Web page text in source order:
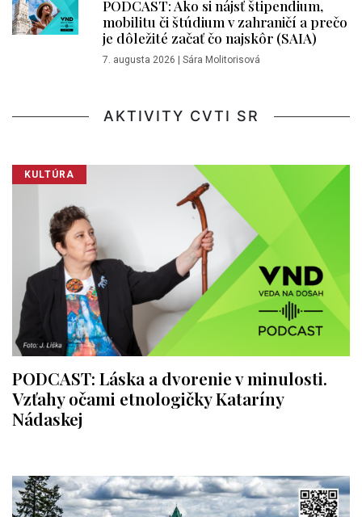
PODCAST: Ako si nájsť štipendium,
mobilitu či štúdium v zahraničí a prečo
je dôležité začať čo najskôr (SAIA)
7. augusta 2026 | Sára Molitorisová
AKTIVITY CVTI SR
KULTÚRA
PODCAST: Láska a dvorenie v minulosti.
Vzťahy očami etnologičky Kataríny
Nádaskej